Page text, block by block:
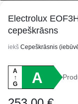
Electrolux
cepeškrāsns
iekš Cepeškrāsnis
A
↑
G
A